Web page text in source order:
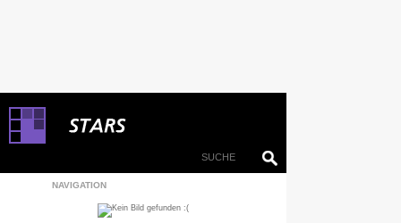
NAVIGATION